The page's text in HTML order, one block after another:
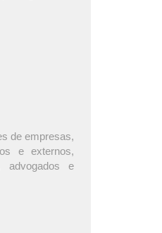
de empresas,
e externos,
advogados e